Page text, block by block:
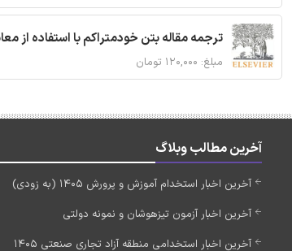
ترجمه مقاله بتن خودمتراکم با استفاده از
مبلغ: ۱۲۰,۰۰۰ تومان
آخرین مطالب وبلاگ
آخرین اخبار استخدام آموزش و پرورش 1405 (به زودی)
آخرین اخبار آزمون تیزهوشان و نمونه دولتی
آخرین اخبار استخدامی منطقه آزاد تجاری صنعتی 1405